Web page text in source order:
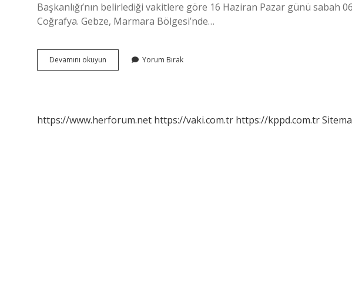
Başkanlığı’nın belirlediği vakitlere göre 16 Haziran Pazar günü sabah
Coğrafya. Gebze, Marmara Bölgesi’nde…
Devamını okuyun
Gebze
Yorum Bırak
https://www.herforum.net https://vaki.com.tr https://kppd.com.tr